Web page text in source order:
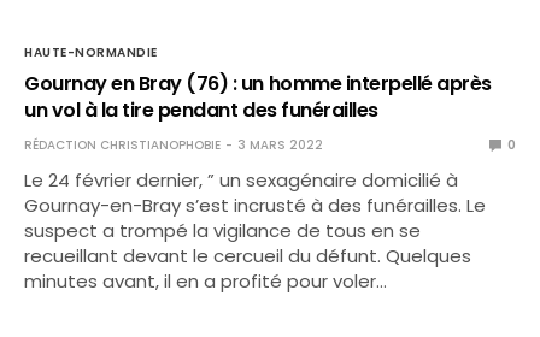
HAUTE-NORMANDIE
Gournay en Bray (76) : un homme interpellé après
un vol à la tire pendant des funérailles
RÉDACTION CHRISTIANOPHOBIE 3 MARS 2022 0
Le 24 février dernier, ” un sexagénaire domicilié à
Gournay-en-Bray s’est incrusté à des funérailles. Le
suspect a trompé la vigilance de tous en se
recueillant devant le cercueil du défunt. Quelques
minutes avant, il en a profité pour voler…